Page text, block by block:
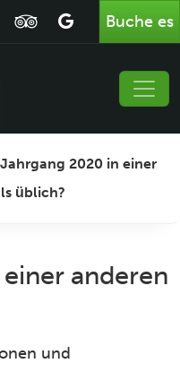
Buche es
Jahrgang 2020 in einer
üblich?
anderen
und